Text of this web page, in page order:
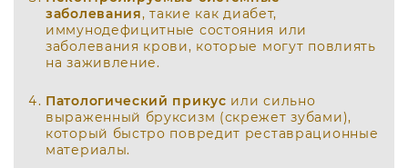
заболевания, такие как диабет,
иммунодефицитные состояния или
заболевания крови, которые могут повлиять
на заживление.
Патологический прикус или сильно
выраженный бруксизм (скрежет зубами),
который быстро повредит реставрационные
материалы.